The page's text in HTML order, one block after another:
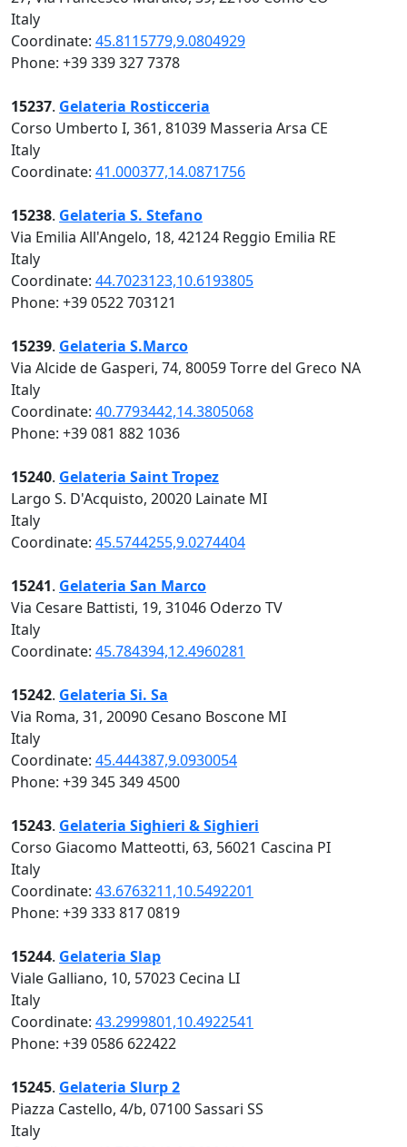
Italy
Coordinate: 45.8115779,9.0804929
Phone: +39 339 327 7378
15237. Gelateria Rosticceria
Corso Umberto I, 361, 81039 Masseria Arsa CE
Italy
Coordinate: 41.000377,14.0871756
15238. Gelateria S. Stefano
Via Emilia All'Angelo, 18, 42124 Reggio Emilia RE
Italy
Coordinate: 44.7023123,10.6193805
Phone: +39 0522 703121
15239. Gelateria S.Marco
Via Alcide de Gasperi, 74, 80059 Torre del Greco NA
Italy
Coordinate: 40.7793442,14.3805068
Phone: +39 081 882 1036
15240. Gelateria Saint Tropez
Largo S. D'Acquisto, 20020 Lainate MI
Italy
Coordinate: 45.5744255,9.0274404
15241. Gelateria San Marco
Via Cesare Battisti, 19, 31046 Oderzo TV
Italy
Coordinate: 45.784394,12.4960281
15242. Gelateria Si. Sa
Via Roma, 31, 20090 Cesano Boscone MI
Italy
Coordinate: 45.444387,9.0930054
Phone: +39 345 349 4500
15243. Gelateria Sighieri & Sighieri
Corso Giacomo Matteotti, 63, 56021 Cascina PI
Italy
Coordinate: 43.6763211,10.5492201
Phone: +39 333 817 0819
15244. Gelateria Slap
Viale Galliano, 10, 57023 Cecina LI
Italy
Coordinate: 43.2999801,10.4922541
Phone: +39 0586 622422
15245. Gelateria Slurp 2
Piazza Castello, 4/b, 07100 Sassari SS
Italy